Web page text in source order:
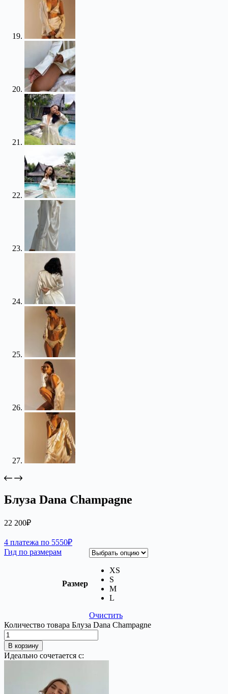
Блуза Dana Champagne
22 200₽
4 платежа по 5550₽
Гид по размерам
Размер
XS
S
M
L
Очистить
Количество товара Блуза Dana Champagne
В корзину
Идеально сочетается с: